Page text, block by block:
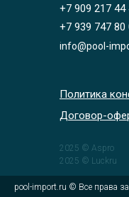
2025 © Aspro
2025 © Luckru
+7 909 217
+7 939 747 80
info@pool-
Политика
Договор-
pool-import.ru © Все права